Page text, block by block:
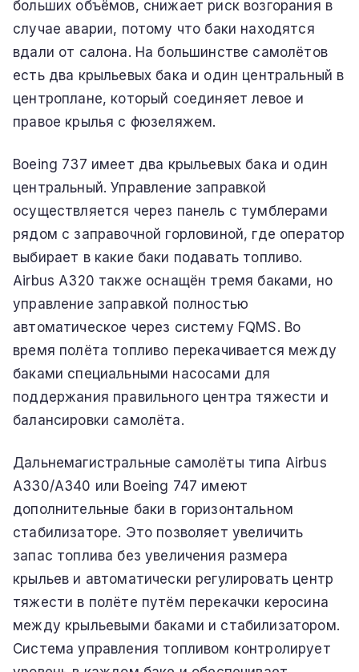
больших объёмов, снижает риск возгорания в
случае аварии, потому что баки находятся
вдали от салона. На большинстве самолётов
есть два крыльевых бака и один центральный в
центроплане, который соединяет левое и
правое крылья с фюзеляжем.
Boeing 737 имеет два крыльевых бака и один
центральный. Управление заправкой
осуществляется через панель с тумблерами
рядом с заправочной горловиной, где оператор
выбирает в какие баки подавать топливо.
Airbus A320 также оснащён тремя баками, но
управление заправкой полностью
автоматическое через систему FQMS. Во
время полёта топливо перекачивается между
баками специальными насосами для
поддержания правильного центра тяжести и
балансировки самолёта.
Дальнемагистральные самолёты типа Airbus
A330/A340 или Boeing 747 имеют
дополнительные баки в горизонтальном
стабилизаторе. Это позволяет увеличить
запас топлива без увеличения размера
крыльев и автоматически регулировать центр
тяжести в полёте путём перекачки керосина
между крыльевыми баками и стабилизатором.
Система управления топливом контролирует